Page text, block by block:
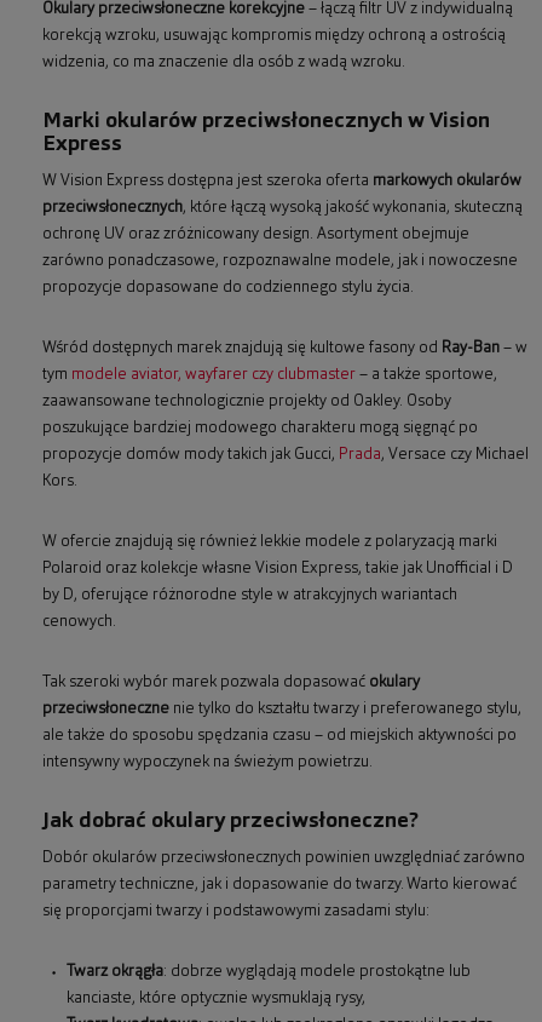
Okulary przeciwsłoneczne korekcyjne – łączą filtr UV z indywidualną
korekcją wzroku, usuwając kompromis między ochroną a ostrością
widzenia, co ma znaczenie dla osób z wadą wzroku.
Marki okularów przeciwsłonecznych w Vision
Express
W Vision Express dostępna jest szeroka oferta markowych okularów
przeciwsłonecznych, które łączą wysoką jakość wykonania, skuteczną
ochronę UV oraz zróżnicowany design. Asortyment obejmuje
zarówno ponadczasowe, rozpoznawalne modele, jak i nowoczesne
propozycje dopasowane do codziennego stylu życia.
Wśród dostępnych marek znajdują się kultowe fasony od Ray-Ban – w
tym modele aviator, wayfarer czy clubmaster – a także sportowe,
zaawansowane technologicznie projekty od Oakley. Osoby
poszukujące bardziej modowego charakteru mogą sięgnąć po
propozycje domów mody takich jak Gucci, Prada, Versace czy Michael
Kors.
W ofercie znajdują się również lekkie modele z polaryzacją marki
Polaroid oraz kolekcje własne Vision Express, takie jak Unofficial i D
by D, oferujące różnorodne style w atrakcyjnych wariantach
cenowych.
Tak szeroki wybór marek pozwala dopasować okulary
przeciwsłoneczne nie tylko do kształtu twarzy i preferowanego stylu,
ale także do sposobu spędzania czasu – od miejskich aktywności po
intensywny wypoczynek na świeżym powietrzu.
Jak dobrać okulary przeciwsłoneczne?
Dobór okularów przeciwsłonecznych powinien uwzględniać zarówno
parametry techniczne, jak i dopasowanie do twarzy. Warto kierować
się proporcjami twarzy i podstawowymi zasadami stylu:
Twarz okrągła: dobrze wyglądają modele prostokątne lub
kanciaste, które optycznie wysmuklają rysy,